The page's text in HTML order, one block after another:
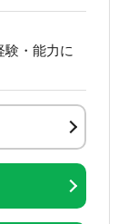
・能力に